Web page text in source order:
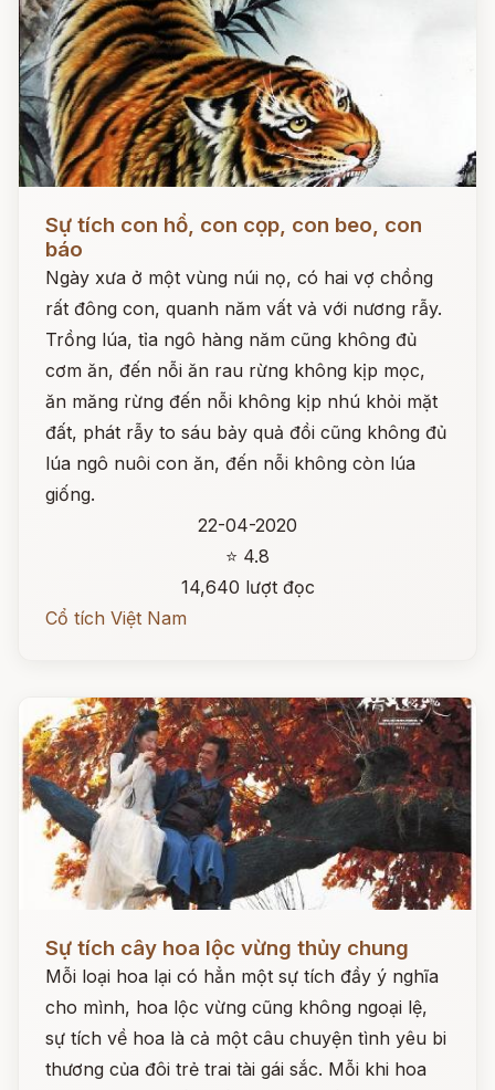
Sự tích con hổ, con cọp, con beo, con
báo
Ngày xưa ở một vùng núi nọ, có hai vợ chồng
rất đông con, quanh năm vất vả với nương rẫy.
Trồng lúa, tỉa ngô hàng năm cũng không đủ
cơm ăn, đến nỗi ăn rau rừng không kịp mọc,
ăn măng rừng đến nỗi không kịp nhú khỏi mặt
đất, phát rẫy to sáu bảy quả đồi cũng không đủ
lúa ngô nuôi con ăn, đến nỗi không còn lúa
giống.
22-04-2020
⭐ 4.8
14,640 lượt đọc
Cổ tích Việt Nam
Sự tích cây hoa lộc vừng thủy chung
Mỗi loại hoa lại có hẳn một sự tích đầy ý nghĩa
cho mình, hoa lộc vừng cũng không ngoại lệ,
sự tích về hoa là cả một câu chuyện tình yêu bi
thương của đôi trẻ trai tài gái sắc. Mỗi khi hoa